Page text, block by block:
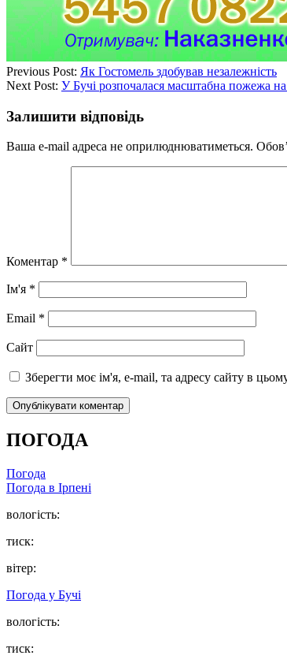
Previous Post: Як Гостомель здобував незалежність
Next Post: У Бучі розпочалася масштабна пожежа
Залишити відповідь
Ваша e-mail адреса не оприлюднюватиметься.
Коментар *
Ім'я *
Email *
Сайт
Зберегти моє ім'я, e-mail, та адресу сайту в
ПОГОДА
Погода
Погода в Ірпені
вологість:
тиск:
вітер:
Погода у Бучі
вологість:
тиск: